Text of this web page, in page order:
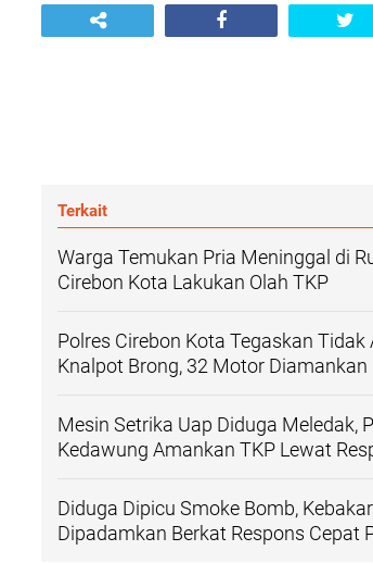
Terkait
Warga Temukan Pria Meninggal di
Cirebon Kota Lakukan Olah TKP
Polres Cirebon Kota Tegaskan
Knalpot Brong, 32 Motor Diamankan
Mesin Setrika Uap Diduga Meledak,
Kedawung Amankan TKP Lewat
Diduga Dipicu Smoke Bomb,
Dipadamkan Berkat Respons Cepat